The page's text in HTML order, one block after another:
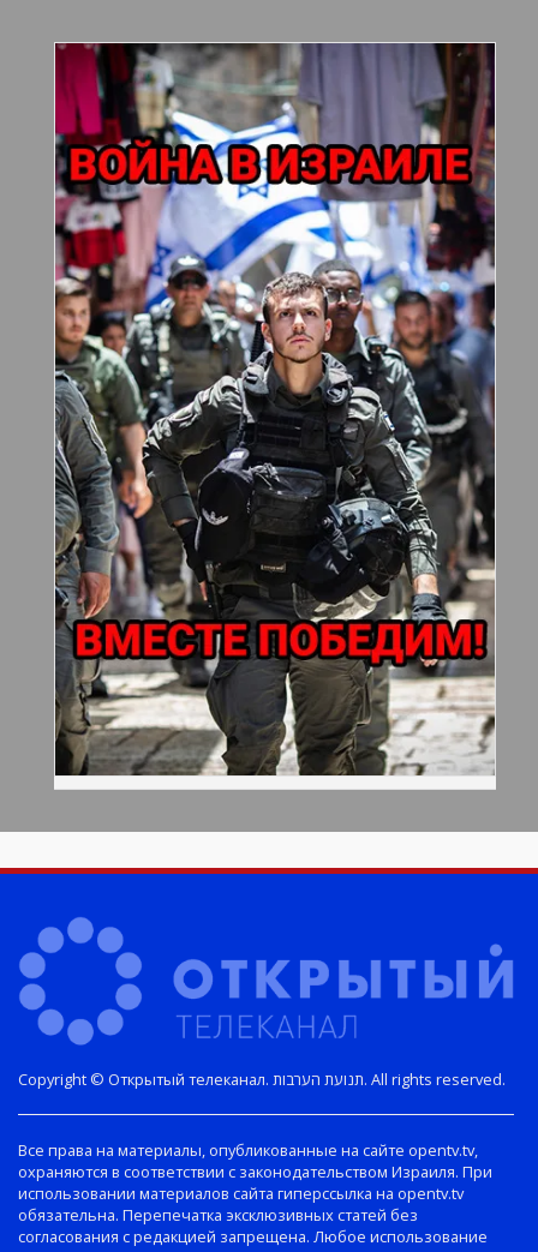
Copyright © Открытый телеканал. תנועת הערבות. All rights reserved.
Все права на материалы, опубликованные на сайте opentv.tv,
охраняются в соответствии с законодательством Израиля. При
использовании материалов сайта гиперссылка на opentv.tv
обязательна. Перепечатка эксклюзивных статей без
согласования с редакцией запрещена. Любое использование